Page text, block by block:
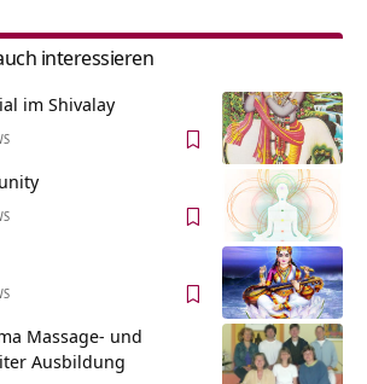
interessieren
im Shivalay
Massage- und
Ausbildung